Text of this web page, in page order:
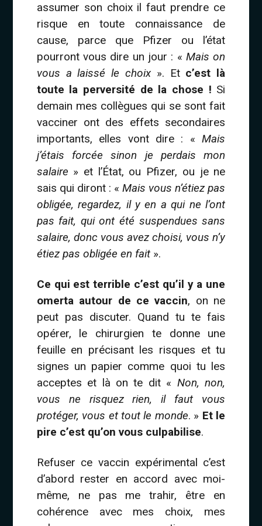
assumer son choix il faut prendre ce
risque en toute connaissance de
cause, parce que Pfizer ou l’état
pourront vous dire un jour : « Mais on
vous a laissé le choix ». Et c’est là
toute la perversité de la chose ! Si
demain mes collègues qui se sont fait
vacciner ont des effets secondaires
importants, elles vont dire : «Mais
j’étais forcée sinon je perdais mon
salaire » et l’État, ou Pfizer, ou je ne
sais qui diront : «Mais vous n’étiez pas
obligée, regardez, il y en a qui ne l’ont
pas fait, qui ont été suspendues sans
salaire, donc vous avez choisi, vous n’y
étiez pas obligée en fait».
Ce qui est terrible c’est qu’il y a une
omerta autour de ce vaccin, on ne
peut pas discuter. Quand tu te fais
opérer, le chirurgien te donne une
feuille en précisant les risques et tu
signes un papier comme quoi tu les
acceptes et là on te dit « Non, non,
vous ne risquez rien, il faut vous
protéger, vous et tout le monde. » Et le
pire c’est qu’on vous culpabilise.
Refuser ce vaccin expérimental c’est
d’abord rester en accord avec moi-
même, ne pas me trahir, être en
cohérence avec mes choix, mes